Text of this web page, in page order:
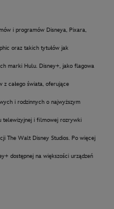
i programów Disneya, Pixara,
oraz takich tytułów jak
marki Hulu. Disney+, jako flagowa
z całego świata, oferujące
i rodzinnych o najwyższym
telewizyjnej i filmowej rozrywki
The Walt Disney Studios. Po więcej
dostępnej na większości urządzeń